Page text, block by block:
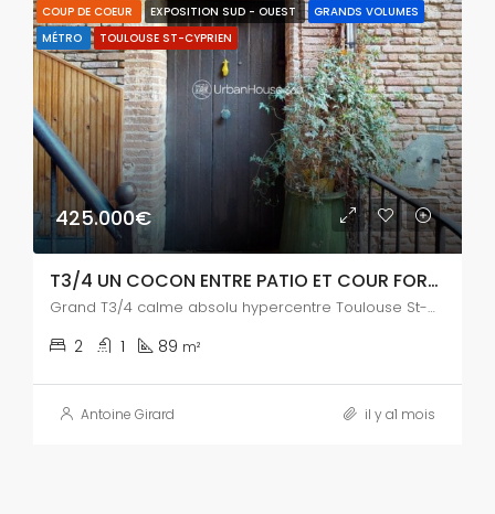
COUP DE COEUR
EXPOSITION SUD - OUEST
GRANDS VOLUMES
MÉTRO
TOULOUSE ST-CYPRIEN
425.000€
T3/4 UN COCON ENTRE PATIO ET COUR FORAINE
Grand T3/4 calme absolu hypercentre Toulouse St-Cyprien
2 1 89 m²
Antoine Girard il y a1 mois